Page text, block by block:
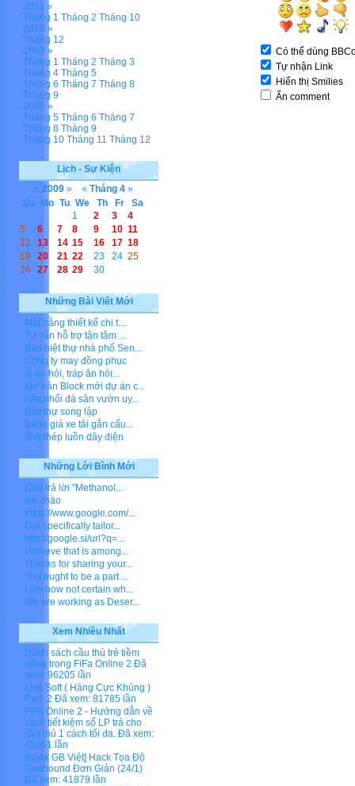
Có thể dùng
Tự nhận Link
Hiển thị Smilies
Ẩn comment
2011 »
Tháng 1 Tháng 2 Tháng 10
2010 »
Tháng 12
2009 »
Tháng 1 Tháng 2 Tháng 3
Tháng 4 Tháng 5
Tháng 6 Tháng 7 Tháng 8
Tháng 9
2008 »
Tháng 5 Tháng 6 Tháng 7
Tháng 8 Tháng 9
Tháng 10 Tháng 11 Tháng 12
Lịch - Sự Kiện
« 2009 » « Tháng 4 »
Su
Mo Tu We Th Fr
Sa
1
2 3
4
5
6 7 8 9 10 11
12
13 14 15 16 17 18
19 20 21 22 23 24 25
26
27 28 29 30
Những Bài Viết Mới
Mặt bằng thiết kế chi t...
Tư vấn hỗ trợ tận tâm ...
Bán biệt thự nhà phố Sen...
Công ty may đồng phục
lễ ăn hỏi, tráp ăn hỏi...
Mở bán Block mới dự án c...
hân phối đá sân vườn uy...
Biệt thự song lập
Bảng giá xe tải gắn cẩu...
ống thép luồn dây điện
Những Lời Bình Mới
Câu trả lời "Methanol...
xin chào
https://www.google.com/...
Our specifically tailor...
http://google.si/url?q=...
I believe that is among...
Thanks for sharing your...
You ought to be a part ...
I am now not certain wh...
We are working as Deser...
Xem Nhiều Nhất
Danh sách cầu thủ trẻ tiềm
năng trong FiFa Online 2 Đã
xem: 96205 lần
Link Soft ( Hàng Cực Khủng )
Part .2 Đã xem: 81785 lần
FiFa Online 2 - Hướng dẫn về
cách tiết kiệm số LP trả cho
cầu thủ 1 cách tối đa. Đã xem:
45951 lần
[Hack GB Việt] Hack Tọa Độ
Gunbound Đơn Giản (24/1)
Đã xem: 41879 lần